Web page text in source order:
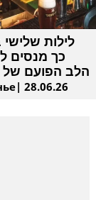
כך מנסים
הלב הפועם
28.06.26